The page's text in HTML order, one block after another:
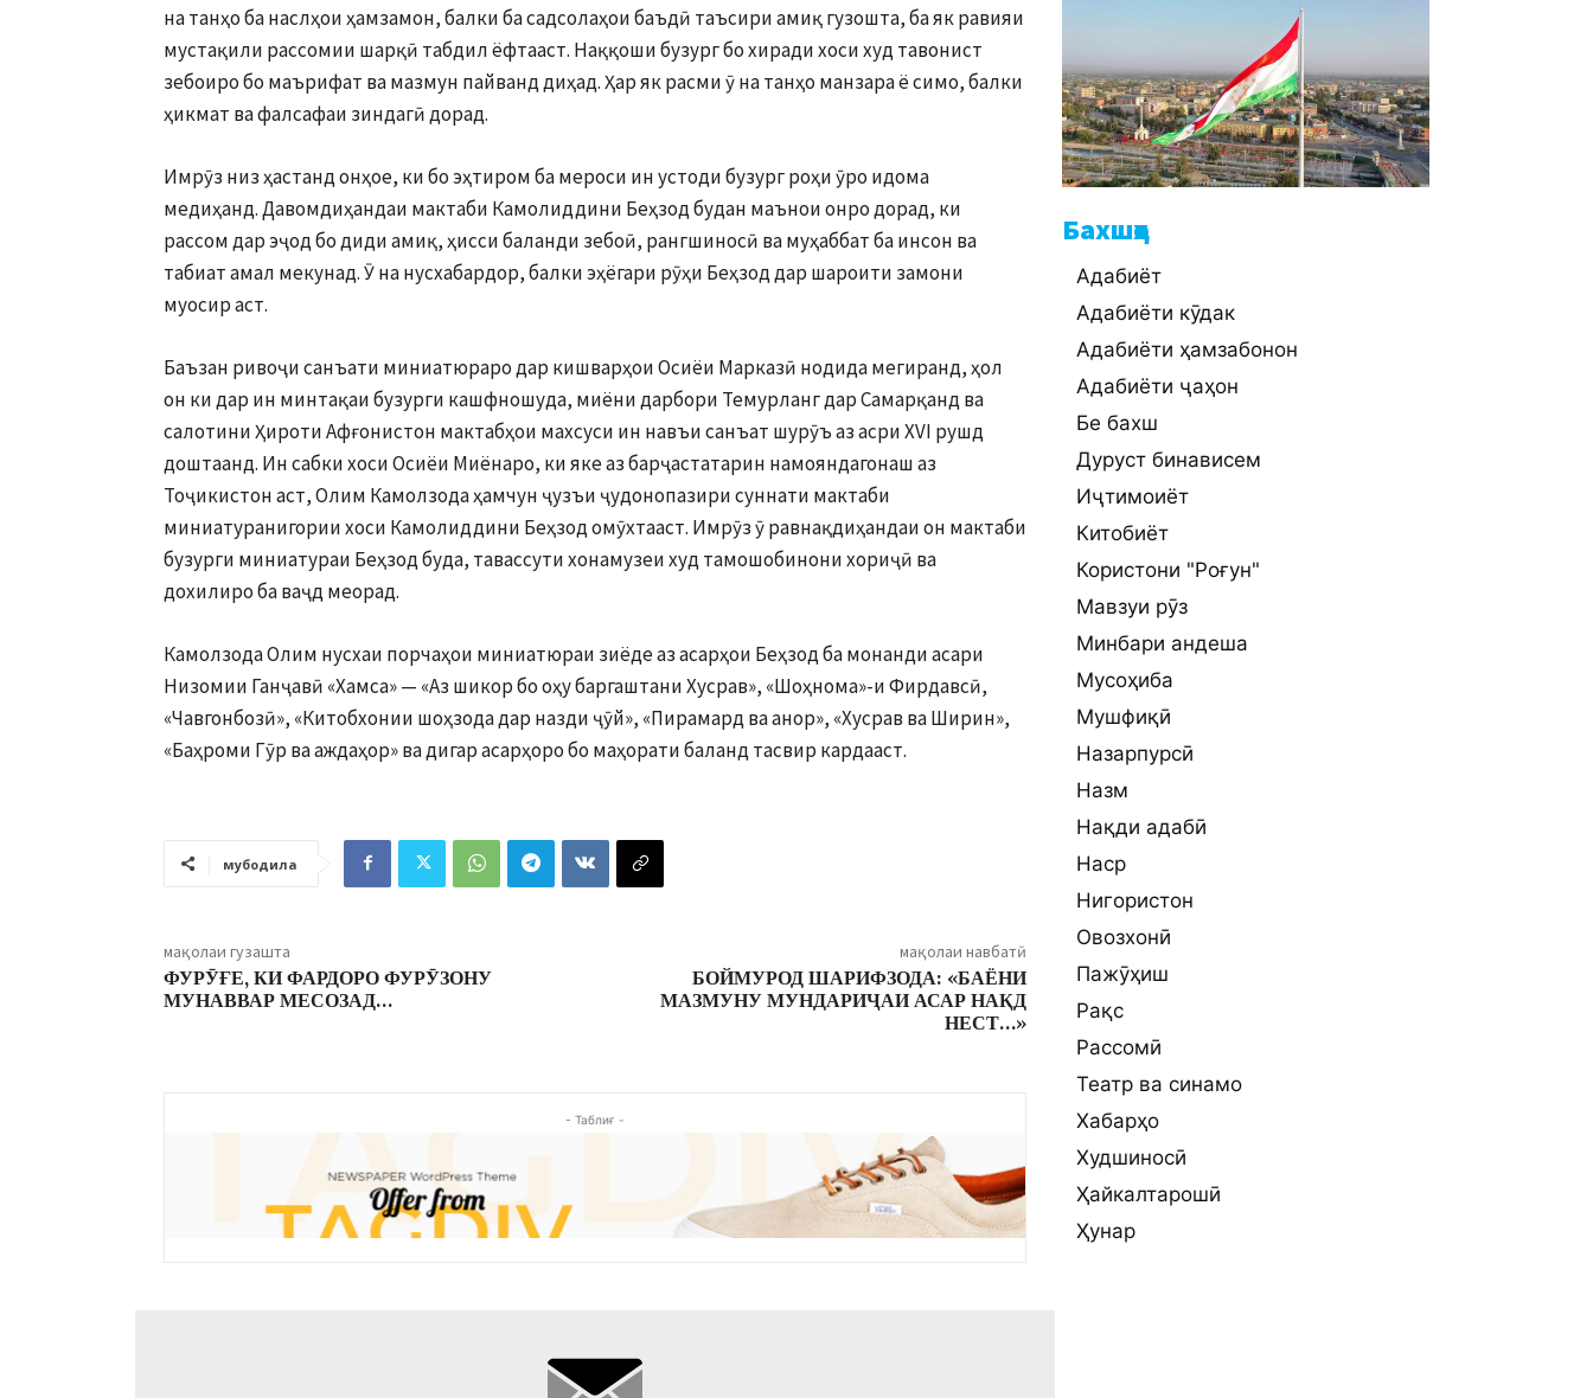
на танҳо ба наслҳои ҳамзамон, балки ба садсолаҳои баъдӣ таъсири амиқ гузошта, ба як равияи
мустақили рассомии шарқӣ табдил ёфтааст. Наққоши бузург бо хиради хоси худ тавонист
зебоиро бо маърифат ва мазмун пайванд диҳад. Ҳар як расми ӯ на танҳо манзара ё симо, балки
ҳикмат ва фалсафаи зиндагӣ дорад.
Имрӯз низ ҳастанд онҳое, ки бо эҳтиром ба мероси ин устоди бузург роҳи ӯро идома
медиҳанд. Давомдиҳандаи мактаби Камолиддини Беҳзод будан маънои онро дорад, ки
рассом дар эҷод бо диди амиқ, ҳисси баланди зебоӣ, рангшиносӣ ва муҳаббат ба инсон ва
табиат амал мекунад. Ӯ на нусхабардор, балки эҳёгари рӯҳи Беҳзод дар шароити замони
муосир аст.
Баъзан ривоҷи санъати миниатюраро дар кишварҳои Осиёи Марказӣ нодида мегиранд, ҳол
он ки дар ин минтақаи бузурги кашфношуда, миёни дарбори Темурланг дар Самарқанд ва
салотини Ҳироти Афғонистон мактабҳои махсуси ин навъи санъат шурӯъ аз асри XVI рушд
доштаанд. Ин сабки хоси Осиёи Миёнаро, ки яке аз барҷастатарин намояндагонаш аз
Тоҷикистон аст, Олим Камолзода ҳамчун ҷузъи ҷудонопазири суннати мактаби
миниатуранигории хоси Камолиддини Беҳзод омӯхтааст. Имрӯз ӯ равнақдиҳандаи он мактаби
бузурги миниатураи Беҳзод буда, тавассути хонамузеи худ тамошобинони хориҷӣ ва
дохилиро ба ваҷд меорад.
Камолзода Олим нусхаи порчаҳои миниатюраи зиёде аз асарҳои Беҳзод ба монанди асари
Низомии Ганҷавӣ «Хамса» — «Аз шикор бо оҳу баргаштани Хусрав», «Шоҳнома»-и Фирдавсӣ,
«Чавгонбозӣ», «Китобхонии шоҳзода дар назди ҷӯй», «Пирамард ва анор», «Хусрав ва Ширин»,
«Баҳроми Гӯр ва аждаҳор» ва дигар асарҳоро бо маҳорати баланд тасвир кардааст.
мубодила
мақолаи гузашта
ФУРӮҒЕ, КИ ФАРДОРО ФУРӮЗОНУ
МУНАВВАР МЕСОЗАД…
мақолаи навбатӣ
БОЙМУРОД ШАРИФЗОДА: «БАЁНИ
МАЗМУНУ МУНДАРИҶАИ АСАР НАҚД
НЕСТ…»
- Таблиғ -
Бахшҳо
Адабиёт
Адабиёти кӯдак
Адабиёти ҳамзабонон
Адабиёти ҷаҳон
Бе бахш
Дуруст бинависем
Иҷтимоиёт
Китобиёт
Користони "Роғун"
Мавзуи рӯз
Минбари андеша
Мусоҳиба
Мушфиқӣ
Назарпурсӣ
Назм
Нақди адабӣ
Наср
Нигористон
Овозхонӣ
Пажӯҳиш
Рақс
Рассомӣ
Театр ва синамо
Хабарҳо
Худшиносӣ
Ҳайкалтарошӣ
Ҳунар